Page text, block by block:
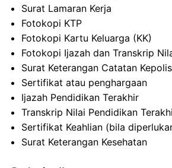
Surat Lamaran Kerja
Fotokopi KTP
Fotokopi Kartu Keluarga (KK)
Fotokopi Ijazah dan Transkrip
Surat Keterangan Catatan
Sertifikat atau penghargaan
Ijazah Pendidikan Terakhir
Transkrip Nilai Pendidikan
Sertifikat Keahlian (bila
Surat Keterangan Kesehatan